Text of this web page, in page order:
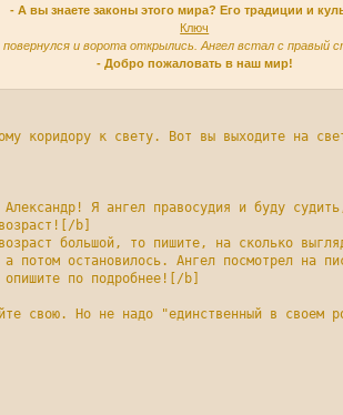
- А вы знаете законы этого мира? Его традиции и
Ключ
и ворота открылись. Ангел встал с правый
- Добро пожаловать в наш мир!
к свету. Вот вы выходите на
Я ангел правосудия и буду
b]
большой, то пишите, на сколько
потом остановилось. Ангел посмотрел на
по подробнее![/b]
свою. Но не надо "единственный в своем